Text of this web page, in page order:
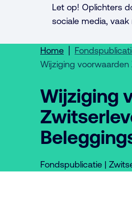
Let op! Oplichters
sociale media,
Home
Wijziging
Wijziging
Fondspublicatie |